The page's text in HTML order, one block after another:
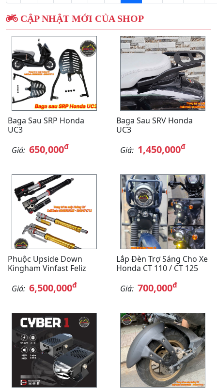
CẬP NHẬT MỚI CỦA SHOP
Baga Sau SRP Honda
UC3
Giá: 650,000đ
Baga Sau SRV Honda
UC3
Giá: 1,450,000đ
Phuộc Upside Down
Kingham Vinfast Feliz
Giá: 6,500,000đ
Lắp Đèn Trợ Sáng Cho Xe
Honda CT 110 / CT 125
Giá: 700,000đ